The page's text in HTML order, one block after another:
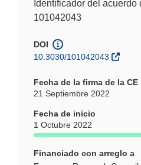
Identificador del acuerdo
101042043
DOI
10.3030/101042043
Fecha de la firma de la CE
21 Septiembre 2022
Fecha de inicio
1 Octubre 2022
Financiado con arreglo a